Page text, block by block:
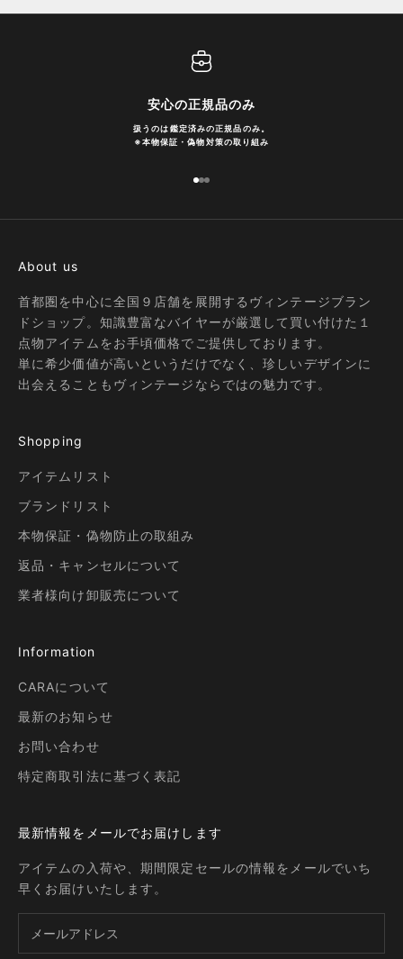
安心の正規品のみ
扱うのは鑑定済みの正規品のみ。
※本物保証・偽物対策の取り組み
I18n Error: Missing interpolation
I18n Error: Missing interpolation
I18n Error: Missing interpolation
About us
首都圏を中心に全国９店舗を展開するヴィンテージブラン
ドショップ。知識豊富なバイヤーが厳選して買い付けた１
点物アイテムをお手頃価格でご提供しております。
単に希少価値が高いというだけでなく、珍しいデザインに
出会えることもヴィンテージならではの魅力です。
Shopping
アイテムリスト
ブランドリスト
本物保証・偽物防止の取組み
返品・キャンセルについて
業者様向け卸販売について
Information
CARAについて
最新のお知らせ
お問い合わせ
特定商取引法に基づく表記
最新情報をメールでお届けします
アイテムの入荷や、期間限定セールの情報をメールでいち
早くお届けいたします。